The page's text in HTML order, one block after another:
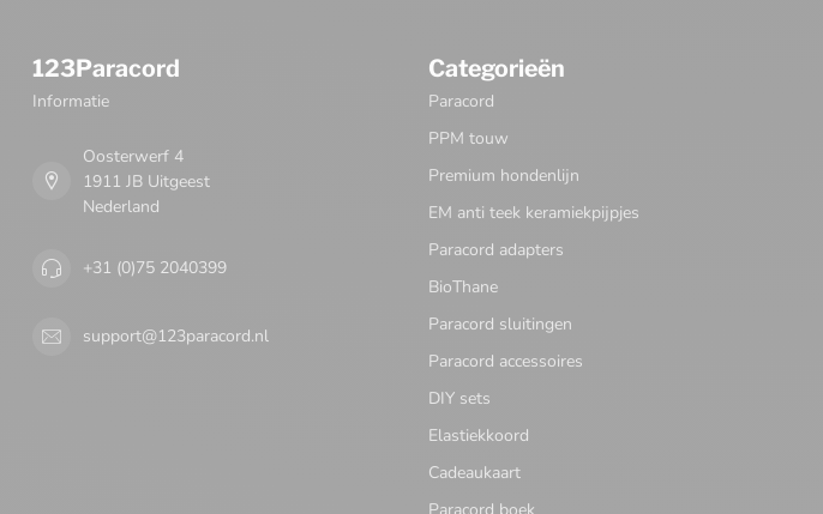
123Paracord
Informatie
Oosterwerf 4
1911 JB Uitgeest
Nederland
+31 (0)75 2040399
support@123paracord.nl
Categorieën
Paracord
PPM touw
Premium hondenlijn
EM anti teek keramiekpijpjes
Paracord adapters
BioThane
Paracord sluitingen
Paracord accessoires
DIY sets
Elastiekkoord
Cadeaukaart
Paracord boek